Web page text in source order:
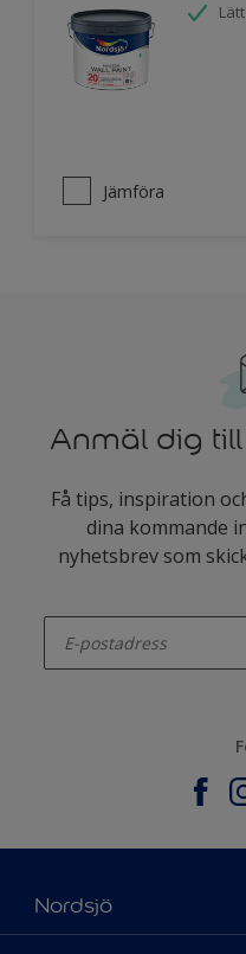
Jämföra
Anmäl dig
Få tips, inspiration
dina kommande
nyhetsbrev som
Nordsjö